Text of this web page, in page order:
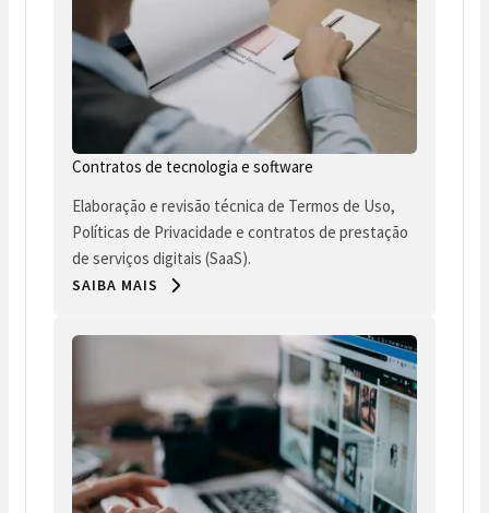
Contratos de tecnologia e software
Elaboração e revisão técnica de Termos de Uso,
Políticas de Privacidade e contratos de prestação
de serviços digitais (SaaS).
SAIBA MAIS